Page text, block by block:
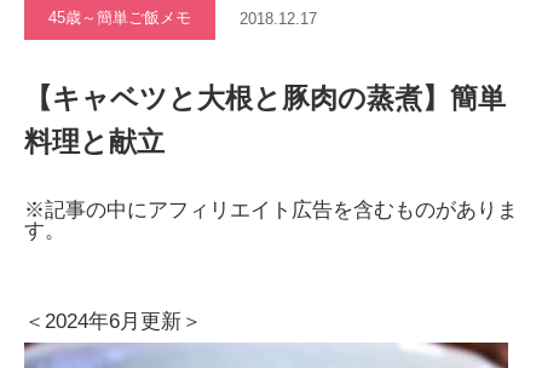
45歳～簡単ご飯メモ 2018.12.17
【キャベツと大根と豚肉の蒸煮】簡単
料理と献立
※記事の中にアフィリエイト広告を含むものがありま
す。
＜2024年6月更新＞